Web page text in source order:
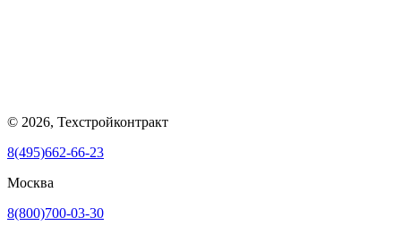
© 2026, Техстройконтракт
8(495)662-66-23
Москва
8(800)700-03-30